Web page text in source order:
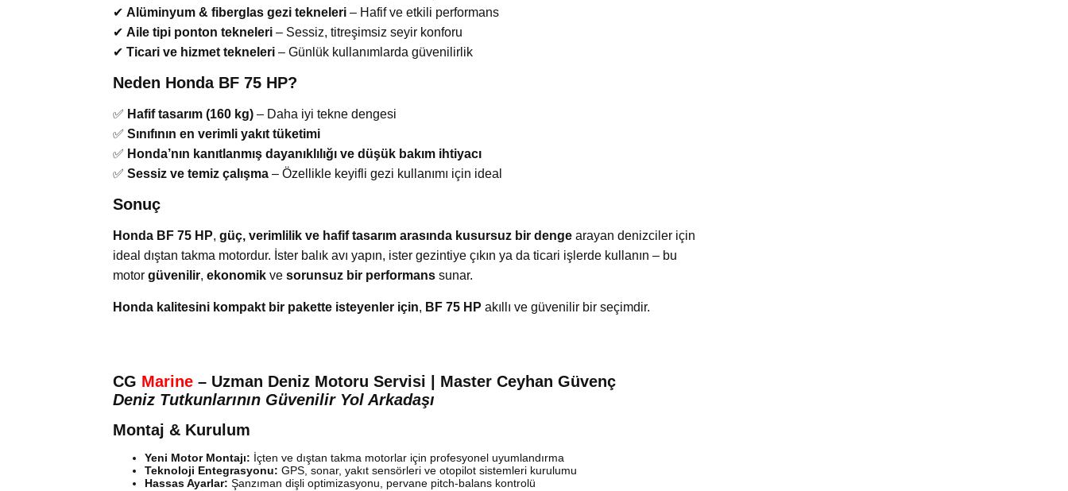
✔ Alüminyum & fiberglas gezi tekneleri – Hafif ve etkili performans
✔ Aile tipi ponton tekneleri – Sessiz, titreşimsiz seyir konforu
✔ Ticari ve hizmet tekneleri – Günlük kullanımlarda güvenilirlik
Neden Honda BF 75 HP?
✅ Hafif tasarım (160 kg) – Daha iyi tekne dengesi
✅ Sınıfının en verimli yakıt tüketimi
✅ Honda’nın kanıtlanmış dayanıklılığı ve düşük bakım ihtiyacı
✅ Sessiz ve temiz çalışma – Özellikle keyifli gezi kullanımı için ideal
Sonuç
Honda BF 75 HP, güç, verimlilik ve hafif tasarım arasında kusursuz bir denge arayan denizciler için
ideal dıştan takma motordur. İster balık avı yapın, ister gezintiye çıkın ya da ticari işlerde kullanın – bu
motor güvenilir, ekonomik ve sorunsuz bir performans sunar.
Honda kalitesini kompakt bir pakette isteyenler için, BF 75 HP akıllı ve güvenilir bir seçimdir.
CG Marine – Uzman Deniz Motoru Servisi | Master Ceyhan Güvenç
Deniz Tutkunlarının Güvenilir Yol Arkadaşı
Montaj & Kurulum
Yeni Motor Montajı: İçten ve dıştan takma motorlar için profesyonel uyumlandırma
Teknoloji Entegrasyonu: GPS, sonar, yakıt sensörleri ve otopilot sistemleri kurulumu
Hassas Ayarlar: Şanzıman dişli optimizasyonu, pervane pitch-balans kontrolü